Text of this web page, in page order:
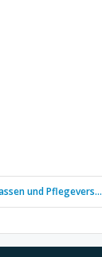
und